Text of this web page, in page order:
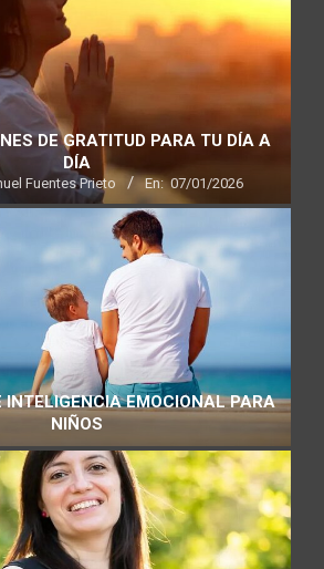
DE GRATITUD PARA TU DÍA A
DÍA
Fuentes Prieto En: 07/01/2026
INTELIGENCIA EMOCIONAL PARA
NIÑOS